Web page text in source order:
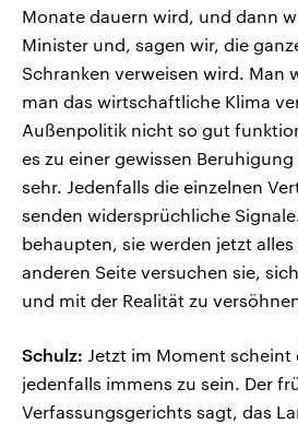
Monate dauern wird, und dann
Minister und, sagen wir, die
Schranken verweisen wird. Man
man das wirtschaftliche Klima
Außenpolitik nicht so gut
es zu einer gewissen
sehr. Jedenfalls die einzelnen
senden widersprüchliche
behaupten, sie werden jetzt
anderen Seite versuchen sie,
und mit der Realität zu
Schulz: Jetzt im Moment scheint
jedenfalls immens zu sein. Der
Verfassungsgerichts sagt, das